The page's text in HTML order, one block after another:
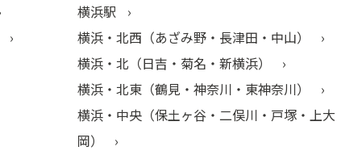
横浜駅
横浜・北西（あざみ野・長津田・中山）
横浜・北（日吉・菊名・新横浜）
横浜・北東（鶴見・神奈川・東神奈川）
横浜・中央（保土ヶ谷・二俣川・戸塚・上大
岡）